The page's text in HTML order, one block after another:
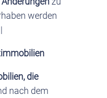
werden
die
nach dem